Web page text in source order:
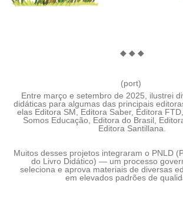
◆ ◆ ◆
(port)
Entre março e setembro de 2025, ilustrei
didáticas para algumas das principais
elas Editora SM, Editora Saber, Editora
Somos Educação, Editora do Brasil,
Editora Santillana.
Muitos desses projetos integraram o PNLD
do Livro Didático) — um processo
seleciona e aprova materiais de diversas
em elevados padrões de